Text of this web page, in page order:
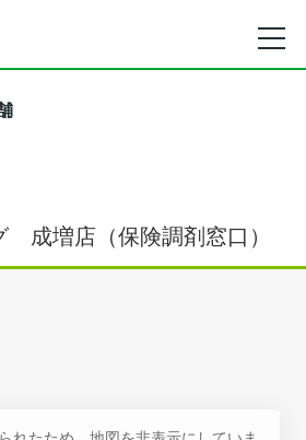
成増店（保険調剤窓口）